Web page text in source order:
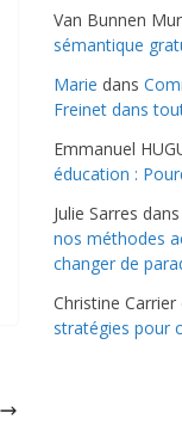
Van Bunnen
sémantique
Marie dans
Freinet dans
Emmanuel
éducation :
Julie Sarres dans
nos méthodes
changer de
Christine Carrier
stratégies pour